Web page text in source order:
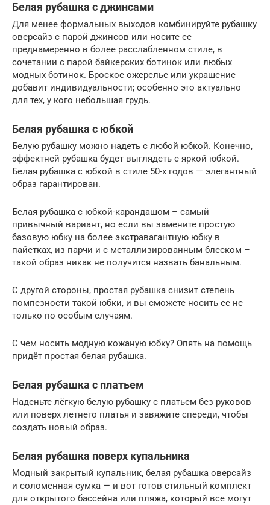
Белая рубашка с джинсами
Для менее формальных выходов комбинируйте рубашку
оверсайз с парой джинсов или носите ее
преднамеренно в более расслабленном стиле, в
сочетании с парой байкерских ботинок или любых
модных ботинок. Броское ожерелье или украшение
добавит индивидуальности; особенно это актуально
для тех, у кого небольшая грудь.
Белая рубашка с юбкой
Белую рубашку можно надеть с любой юбкой. Конечно,
эффектней рубашка будет выглядеть с яркой юбкой.
Белая рубашка с юбкой в ​​стиле 50-х годов — элегантный
образ гарантирован.
Белая рубашка с юбкой-карандашом – самый
привычный вариант, но если вы замените простую
базовую юбку на более экстравагантную юбку в
пайетках, из парчи и с металлизированным блеском –
такой образ никак не получится назвать банальным.
С другой стороны, простая рубашка снизит степень
помпезности такой юбки, и вы сможете носить ее не
только по особым случаям.
С чем носить модную кожаную юбку? Опять на помощь
придёт простая белая рубашка.
Белая рубашка с платьем
Наденьте лёгкую белую рубашку с платьем без руковов
или поверх летнего платья и завяжите спереди, чтобы
создать новый образ.
Белая рубашка поверх купальника
Модный закрытый купальник, белая рубашка оверсайз
и соломенная сумка — и вот готов стильный комплект
для открытого бассейна или пляжа, который все могут